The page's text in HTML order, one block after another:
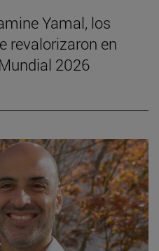
Yamal, los
revalorizaron en
2026